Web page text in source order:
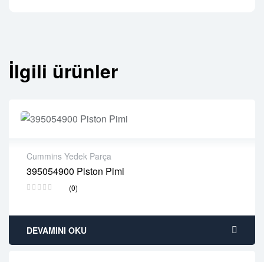
İlgili ürünler
Cummins Yedek Parça
395054900 Piston Pimi
(0)
2 years warranty
Delivery time: 1-2 business days
DEVAMINI OKU